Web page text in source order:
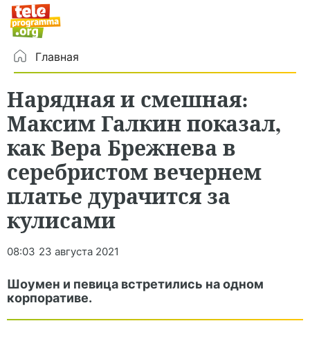
Главная
Нарядная и смешная:
Максим Галкин показал,
как Вера Брежнева в
серебристом вечернем
платье дурачится за
кулисами
08:03 23 августа 2021
Шоумен и певица встретились на одном
корпоративе.